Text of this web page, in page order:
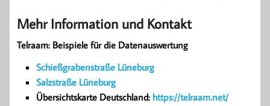
Mehr Information und Kontakt
Telraam: Beispiele für die Datenauswertung
Schießgrabenstraße Lüneburg
Salzstraße Lüneburg
Übersichtskarte Deutschland: https://telraam.net/